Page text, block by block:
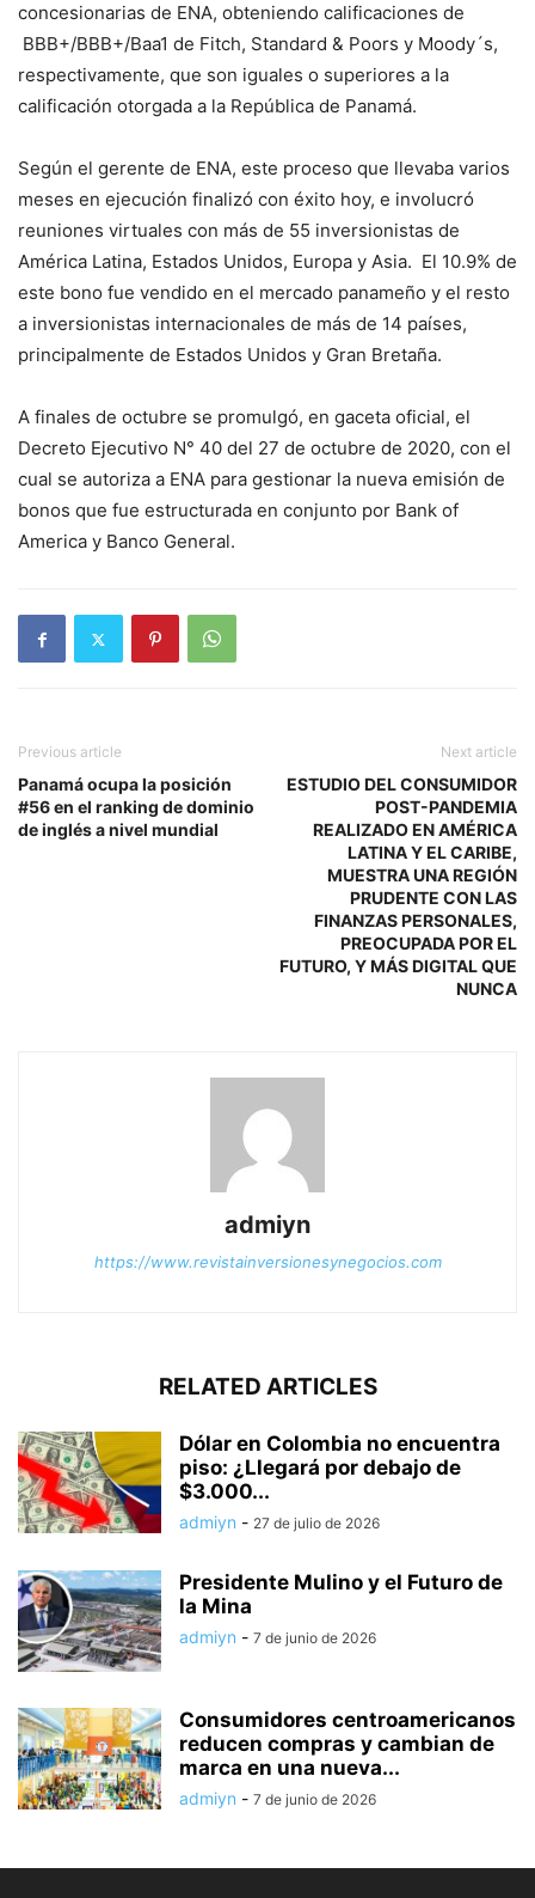
concesionarias de ENA, obteniendo calificaciones de
BBB+/BBB+/Baa1 de Fitch, Standard & Poors y Moody´s,
respectivamente, que son iguales o superiores a la
calificación otorgada a la República de Panamá.
Según el gerente de ENA, este proceso que llevaba varios
meses en ejecución finalizó con éxito hoy, e involucró
reuniones virtuales con más de 55 inversionistas de
América Latina, Estados Unidos, Europa y Asia. El 10.9% de
este bono fue vendido en el mercado panameño y el resto
a inversionistas internacionales de más de 14 países,
principalmente de Estados Unidos y Gran Bretaña.
A finales de octubre se promulgó, en gaceta oficial, el
Decreto Ejecutivo N° 40 del 27 de octubre de 2020, con el
cual se autoriza a ENA para gestionar la nueva emisión de
bonos que fue estructurada en conjunto por Bank of
America y Banco General.
Previous article
Panamá ocupa la posición
#56 en el ranking de dominio
de inglés a nivel mundial
Next article
ESTUDIO DEL CONSUMIDOR
POST-PANDEMIA
REALIZADO EN AMÉRICA
LATINA Y EL CARIBE,
MUESTRA UNA REGIÓN
PRUDENTE CON LAS
FINANZAS PERSONALES,
PREOCUPADA POR EL
FUTURO, Y MÁS DIGITAL QUE
NUNCA
admiyn
https://www.revistainversionesynegocios.com
RELATED ARTICLES
Dólar en Colombia no encuentra
piso: ¿Llegará por debajo de
$3.000...
admiyn - 27 de julio de 2026
Presidente Mulino y el Futuro de
la Mina
admiyn - 7 de junio de 2026
Consumidores centroamericanos
reducen compras y cambian de
marca en una nueva...
admiyn - 7 de junio de 2026